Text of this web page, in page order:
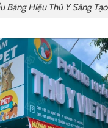
Bảng Hiệu Thú Y Sáng Tạo